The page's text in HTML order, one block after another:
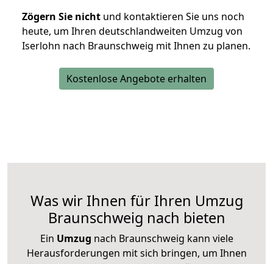
Zögern Sie nicht und kontaktieren Sie uns noch
heute, um Ihren deutschlandweiten Umzug von
Iserlohn nach Braunschweig mit Ihnen zu planen.
Kostenlose Angebote erhalten
Was wir Ihnen für Ihren Umzug
Braunschweig nach bieten
Ein Umzug nach Braunschweig kann viele
Herausforderungen mit sich bringen, um Ihnen